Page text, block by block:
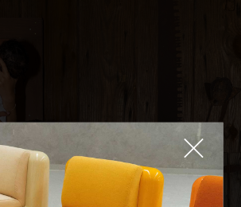
Fermer
QUE CHERCHEZ-VOUS ?